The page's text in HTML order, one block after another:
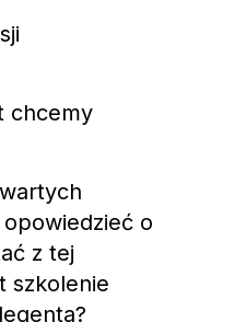
chcemy
o
z tej
szkolenie